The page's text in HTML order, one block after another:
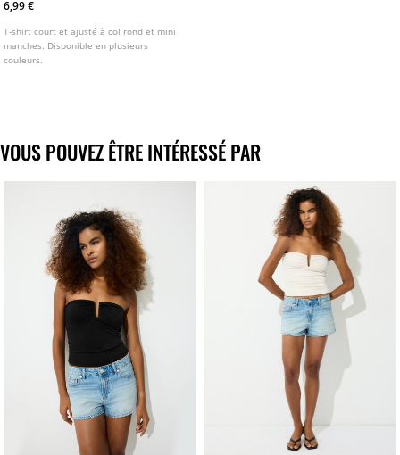
6,99 €
T-shirt court et ajusté à col rond et mini
manches. Disponible en plusieurs
couleurs.
VOUS POUVEZ ÊTRE INTÉRESSÉ PAR